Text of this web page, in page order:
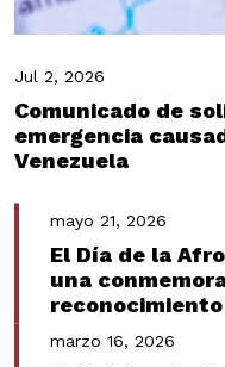
Jul 2, 2026
Comunicado de
emergencia
Venezuela
mayo 21, 2026
El Día de la
una
marzo 16, 2026